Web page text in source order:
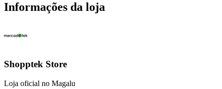
Informações da loja
Shopptek Store
Loja oficial no Magalu